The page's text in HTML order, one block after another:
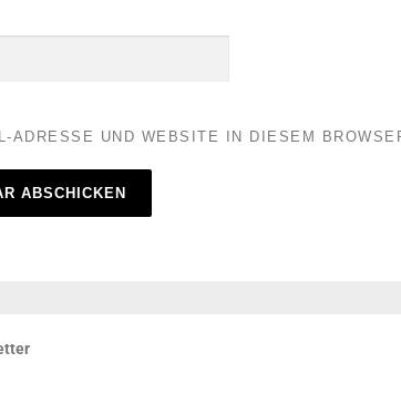
ADRESSE UND WEBSITE IN DIESEM